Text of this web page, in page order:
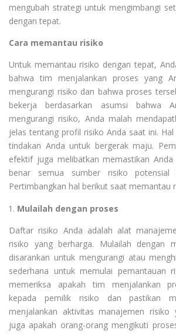
mengubah strategi untuk mengimbangi
dengan tepat.
Cara memantau risiko
Untuk memantau risiko dengan tepat,
bahwa tim menjalankan proses yang
mengurangi risiko dan bahwa proses
bekerja berdasarkan asumsi bahwa
mengurangi risiko, Anda malah
jelas tentang profil risiko Anda saat ini.
tindakan Anda untuk bergerak maju.
efektif juga melibatkan memastikan Anda
benar semua sumber risiko potensial
Pertimbangkan hal berikut saat memantau
Mulailah dengan proses
Daftar risiko Anda adalah alat
risiko yang berharga. Mulailah dengan
disarankan untuk mengurangi atau
sederhana untuk memulai pemantauan
memeriksa apakah tim menjalankan
kepada pemilik risiko dan pastikan
menjalankan aktivitas manajemen risiko
juga apakah orang-orang mengikuti